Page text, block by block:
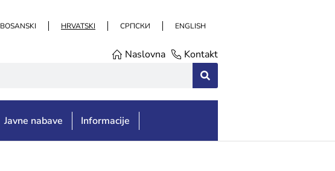
BOSANSKI HRVATSKI СРПСКИ ENGLISH
Naslovna Kontakt
Javne nabave Informacije